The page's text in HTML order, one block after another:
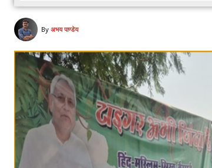
By अभय पाण्डेय